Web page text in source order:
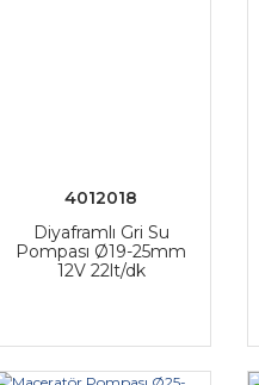
4012018
Diyaframlı Gri Su
Pompası Ø19-25mm
12V 22lt/dk